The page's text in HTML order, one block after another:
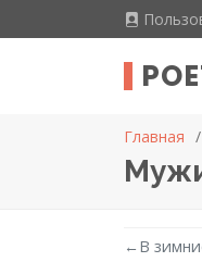
Главная
← В